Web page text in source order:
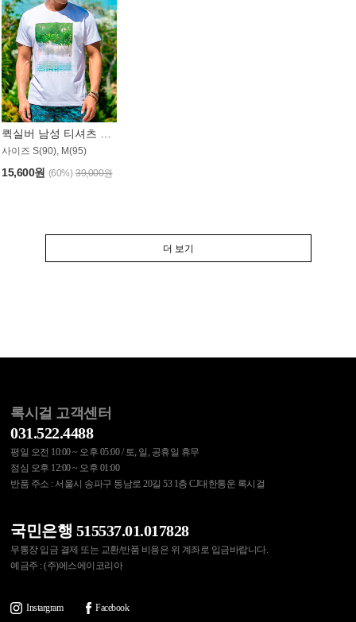
퀵실버 남성 티셔츠 MST357WQS
사이즈 S(90), M(95)
15,600원 (60%) 39,000원
더 보기
록시걸 고객센터
031.522.4488
평일 오전 10:00 ~ 오후 05:00 / 토, 일, 공휴일 휴무
점심 오후 12:00 ~ 오후 01:00
반품 주소 : 서울시 송파구 동남로 20길 53 1층 CJ대한통운 록시걸
국민은행 515537.01.017828
무통장 입금 결제 또는 교환/반품 비용은 위 계좌로 입금바랍니다.
예금주 : (주)에스에이코리아
Instargram Facebook